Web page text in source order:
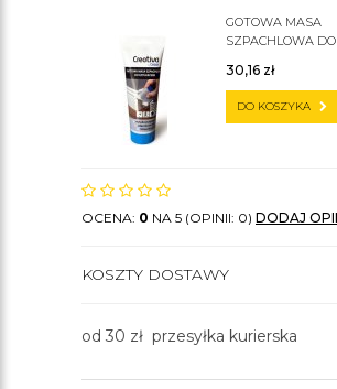
GOTOWA MASA
SZPACHLOWA DO
30,16 zł
DO KOSZYKA
OCENA: 0 NA 5 (OPINII: 0) DODAJ
KOSZTY DOSTAWY
od 30 zł przesyłka kurierska